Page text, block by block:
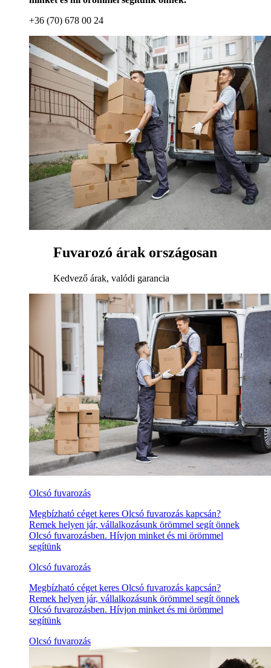
+36 (70) 678 00 24
Fuvarozó árak országosan
Kedvező árak, valódi garancia
Olcsó fuvarozás
Megbízható céget keres Olcsó fuvarozás kapcsán?
Remek helyen jár, vállalkozásunk örömmel segít önnek
Olcsó fuvarozásben. Hívjon minket és mi örömmel
segítünk
Olcsó fuvarozás
Megbízható céget keres Olcsó fuvarozás kapcsán?
Remek helyen jár, vállalkozásunk örömmel segít önnek
Olcsó fuvarozásben. Hívjon minket és mi örömmel
segítünk
Olcsó fuvarozás